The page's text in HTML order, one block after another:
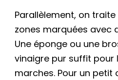
Parallèlement, on
zones marquées avec
Une éponge ou une
vinaigre pur suffit pour
marches. Pour un petit